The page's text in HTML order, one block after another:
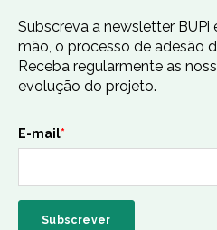
Subscreva a newsletter BUPi
mão, o processo de adesão
Receba regularmente as
evolução do projeto.
E-mail*